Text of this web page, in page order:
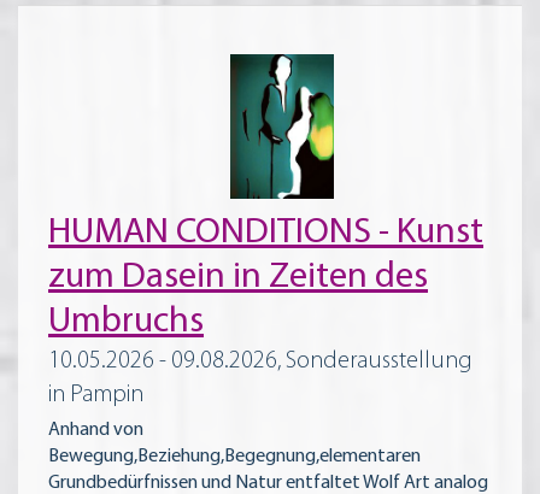
HUMAN CONDITIONS - Kunst
zum Dasein in Zeiten des
Umbruchs
10.05.2026 - 09.08.2026, Sonderausstellung
in Pampin
Anhand von
Bewegung,Beziehung,Begegnung,elementaren
Grundbedürfnissen und Natur entfaltet Wolf Art analog